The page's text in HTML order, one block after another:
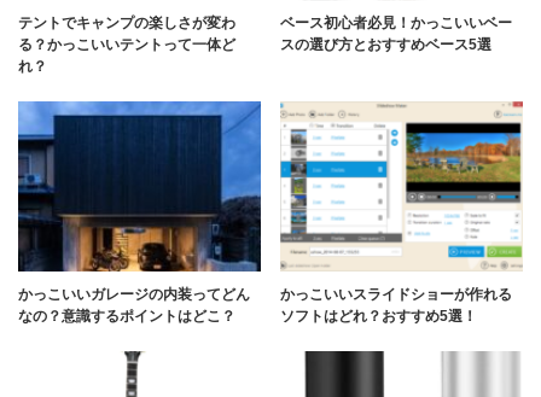
テントでキャンプの楽しさが変わ
る？かっこいいテントって一体ど
れ？
ベース初心者必見！かっこいいベー
スの選び方とおすすめベース5選
かっこいいガレージの内装ってどん
なの？意識するポイントはどこ？
かっこいいスライドショーが作れる
ソフトはどれ？おすすめ5選！